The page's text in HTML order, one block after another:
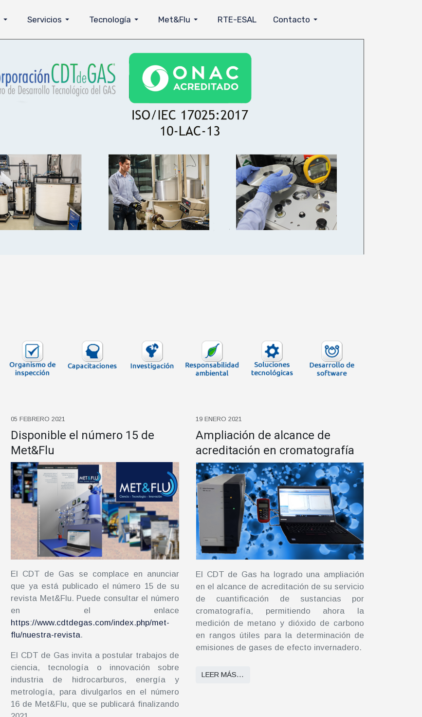
Servicios Tecnología Met&Flu RTE-ESAL Contacto
05 FEBRERO 2021
Disponible el número 15 de
Met&Flu
El CDT de Gas se complace en anunciar
que ya está publicado el número 15 de su
revista Met&Flu. Puede consultar el número
en el enlace
https://www.cdtdegas.com/index.php/met-
flu/nuestra-revista.
El CDT de Gas invita a postular trabajos de
ciencia, tecnología o innovación sobre
industria de hidrocarburos, energía y
metrología, para divulgarlos en el número
16 de Met&Flu, que se publicará finalizando
19 ENERO 2021
Ampliación de alcance de
acreditación en cromatografía
El CDT de Gas ha logrado una ampliación
en el alcance de acreditación de su servicio
de cuantificación de sustancias por
cromatografía, permitiendo ahora la
medición de metano y dióxido de carbono
en rangos útiles para la determinación de
emisiones de gases de efecto invernadero.
LEER MÁS…